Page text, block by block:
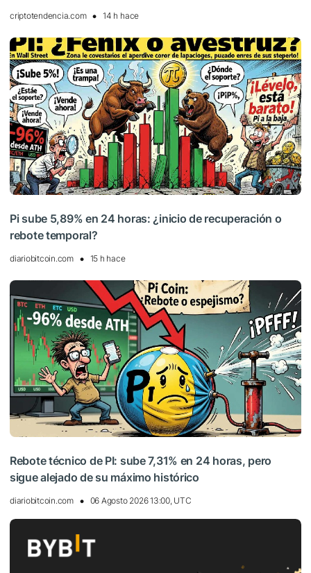
criptotendencia.com 14 h hace
Pi sube 5,89% en 24 horas: ¿inicio de recuperación o
rebote temporal?
diariobitcoin.com 15 h hace
Rebote técnico de PI: sube 7,31% en 24 horas, pero
sigue alejado de su máximo histórico
diariobitcoin.com 06 Agosto 2026 13:00, UTC